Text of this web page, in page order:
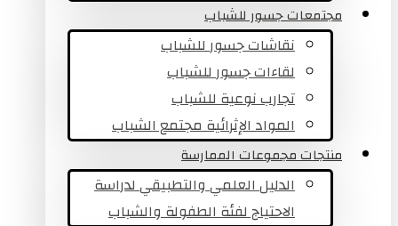
مجتمعات جسور للشباب
نقاشات جسور للشباب
لقاءات جسور للشباب
تجارب نوعية للشباب​
المواد الإثرائية مجتمع الشباب
منتجات مجموعات الممارسة
الدليل العلمي والتطبيقي لدراسة
الاحتياج لفئة الطفولة والشباب